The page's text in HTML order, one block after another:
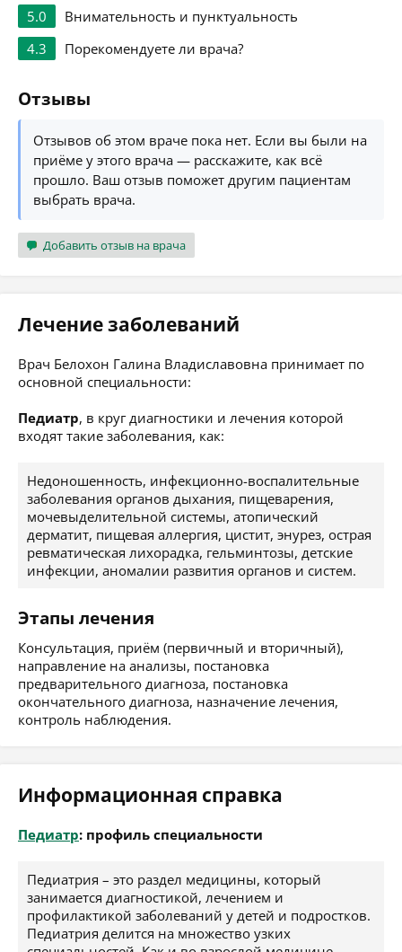
5.0
Внимательность и пунктуальность
4.3
Порекомендуете ли врача?
Отзывы
Отзывов об этом враче пока нет. Если вы были на
приёме у этого врача — расскажите, как всё
прошло. Ваш отзыв поможет другим пациентам
выбрать врача.
Добавить отзыв на врача
Лечение заболеваний
Врач Белохон Галина Владиславовна принимает по
основной специальности:
Педиатр, в круг диагностики и лечения которой
входят такие заболевания, как:
Недоношенность, инфекционно-воспалительные
заболевания органов дыхания, пищеварения,
мочевыделительной системы, атопический
дерматит, пищевая аллергия, цистит, энурез, острая
ревматическая лихорадка, гельминтозы, детские
инфекции, аномалии развития органов и систем.
Этапы лечения
Консультация, приём (первичный и вторичный),
направление на анализы, постановка
предварительного диагноза, постановка
окончательного диагноза, назначение лечения,
контроль наблюдения.
Информационная справка
Педиатр: профиль специальности
Педиатрия – это раздел медицины, который
занимается диагностикой, лечением и
профилактикой заболеваний у детей и подростков.
Педиатрия делится на множество узких